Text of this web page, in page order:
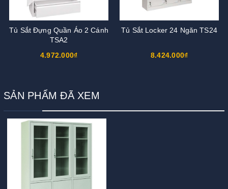
Tủ Sắt Đựng Quần Áo 2 Cánh
TSA2
4.972.000₫
Tủ Sắt Locker 24 Ngăn TS24
8.424.000₫
SẢN PHẨM ĐÃ XEM